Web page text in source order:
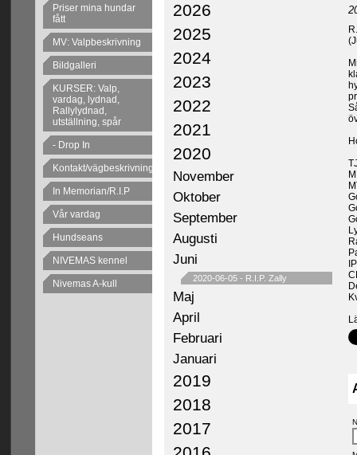
Priser mina hundar
fått
MV: Valpbeskrivning
Bildgalleri
KURSER: Valp,
vardag, lydnad,
Rallylydnad,
utställning, spår
- Drop In
Kontakt/vägbeskrivning
In Memorian/R.I.P
Vår vardag
Hundseans
NIVEMAS kennel
Nivemas A-kull
2026
2025
2024
2023
2022
2021
2020
November
Oktober
September
Augusti
Juni
2020-06-05 - R.I.P. Zally
Maj
April
Februari
Januari
2019
2018
2017